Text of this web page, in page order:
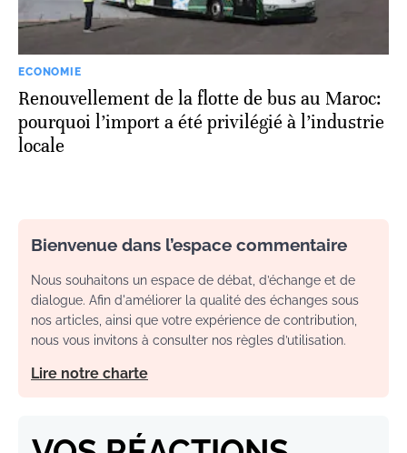
ECONOMIE
Renouvellement de la flotte de bus au Maroc:
pourquoi l’import a été privilégié à l’industrie
locale
Bienvenue dans l’espace commentaire
Nous souhaitons un espace de débat, d’échange et de
dialogue. Afin d'améliorer la qualité des échanges sous
nos articles, ainsi que votre expérience de contribution,
nous vous invitons à consulter nos règles d’utilisation.
Lire notre charte